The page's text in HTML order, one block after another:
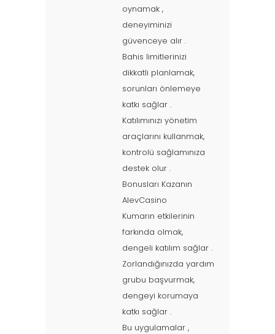
oynamak ,
deneyiminizi
güvenceye alır .
Bahis limitlerinizi
dikkatli planlamak,
sorunları önlemeye
katkı sağlar .
Katılımınızı yönetim
araçlarını kullanmak,
kontrolü sağlamınıza
destek olur .
Bonusları Kazanın
AlevCasino
Kumarın etkilerinin
farkında olmak,
dengeli katılım sağlar .
Zorlandığınızda yardım
grubu başvurmak,
dengeyi korumaya
katkı sağlar .
Bu uygulamalar ,